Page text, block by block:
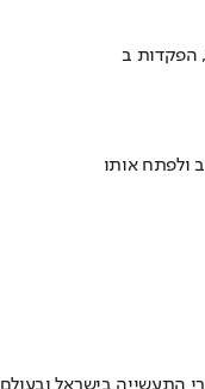
ולפתח אותו